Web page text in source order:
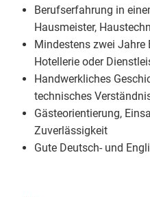
Berufserfahrung in
Hausmeister,
Mindestens zwei Jahre
Hotellerie oder
Handwerkliches
technisches
Gästeorientierung,
Zuverlässigkeit
Gute Deutsch- und